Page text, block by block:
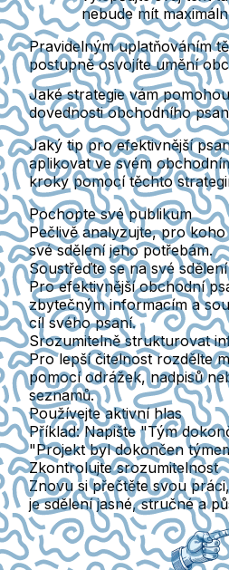
nebude mít
Pravidelným uplatňováním
postupně osvojíte umění
Jaké strategie vám
dovednosti obchodního
Jaký tip pro efektivnější
aplikovat ve svém
kroky pomocí těchto
Pochopte své publikum
Pečlivě analyzujte, pro
své sdělení jeho potřebám.
Soustřeďte se na své sdělení
Pro efektivnější obchodní
zbytečným informacím a
cíl svého psaní.
Srozumitelně strukturovat
Pro lepší čitelnost rozdělte
pomocí odrážek, nadpisů
seznamů.
Používejte aktivní hlas
Příklad: Napište "Tým
"Projekt byl dokončen
Zkontrolujte srozumitelnost
Znovu si přečtěte svou
je sdělení jasné, stručné a